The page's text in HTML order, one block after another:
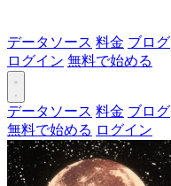
データソース 料金 ブログ
ログイン 無料で始める
データソース 料金 ブログ
無料で始める ログイン